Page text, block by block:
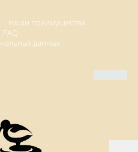
Наши преимущества
FAQ
данных